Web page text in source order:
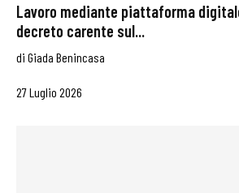
Lavoro mediante piattaforma
decreto carente sul...
di Giada Benincasa
27 Luglio 2026